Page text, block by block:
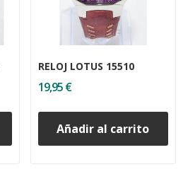
RELOJ LOTUS 15510
19,95 €
Añadir al carrito